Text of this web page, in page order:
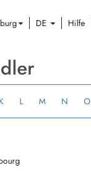
DE Hilfe
K L M N O